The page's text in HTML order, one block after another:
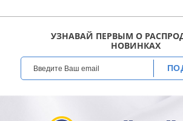
УЗНАВАЙ ПЕРВЫМ О
НОВИНКАХ